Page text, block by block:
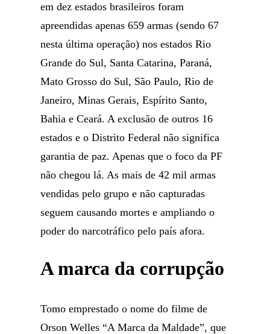
em dez estados brasileiros foram
apreendidas apenas 659 armas (sendo 67
nesta última operação) nos estados Rio
Grande do Sul, Santa Catarina, Paraná,
Mato Grosso do Sul, São Paulo, Rio de
Janeiro, Minas Gerais, Espírito Santo,
Bahia e Ceará. A exclusão de outros 16
estados e o Distrito Federal não significa
garantia de paz. Apenas que o foco da PF
não chegou lá. As mais de 42 mil armas
vendidas pelo grupo e não capturadas
seguem causando mortes e ampliando o
poder do narcotráfico pelo país afora.
A marca da corrupção
Tomo emprestado o nome do filme de
Orson Welles “A Marca da Maldade”, que